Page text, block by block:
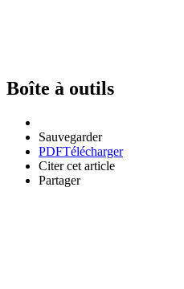
Boîte à outils
Sauvegarder
PDFTélécharger
Citer cet article
Partager